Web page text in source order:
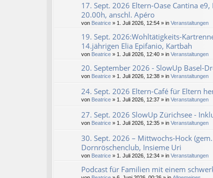
17. Sept. 2026 Eltern-Oase Cantina
20.00h, anschl. Apéro
von Beatrice » 1. Juli 2026, 12:54 » in Veranstaltungen
19. Sept. 2026:Wohltätigkeits-
14.jährigen Elia Epifanio, Kartbah
von Beatrice » 1. Juli 2026, 12:40 » in Veranstaltungen
20. September 2026 - SlowUp Basel-
von Beatrice » 1. Juli 2026, 12:38 » in Veranstaltungen
24. Sept. 2026 Eltern-Café für Eltern
von Beatrice » 1. Juli 2026, 12:37 » in Veranstaltungen
27. Sept. 2026 SlowUp Zürichsee -
von Beatrice » 1. Juli 2026, 12:35 » in Veranstaltungen
30. Sept. 2026 – Mittwochs-Hock
Dornröschenclub, Insieme Uri
von Beatrice » 1. Juli 2026, 12:34 » in Veranstaltungen
Podcast für Familien mit einem